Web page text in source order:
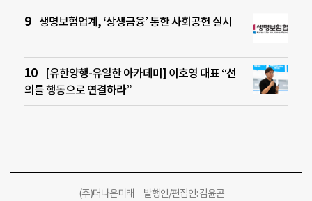
생명보험업계, ‘상생금융’ 통한 사회공헌 실시
[유한양행-유일한 아카데미] 이호영 대표 “선
의를 행동으로 연결하라”
(주)더나은미래 발행인/편집인: 김윤곤